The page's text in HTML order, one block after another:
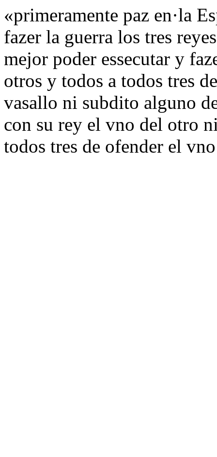
«primeramente paz en·la
fazer la guerra los tres
mejor poder essecutar y
otros y todos a todos tres
vasallo ni subdito alguno
con su rey el vno del otro
todos tres de ofender el